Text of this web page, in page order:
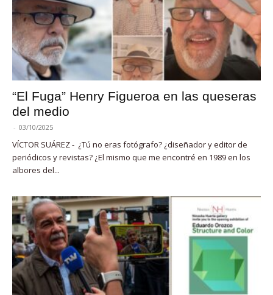
“El Fuga” Henry Figueroa en las queseras
del medio
- 03/10/2025
VÍCTOR SUÁREZ - ¿Tú no eras fotógrafo? ¿diseñador y editor de
periódicos y revistas? ¿El mismo que me encontré en 1989 en los
albores del...